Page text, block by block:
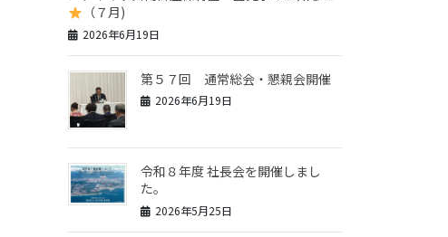
（７月)
2026年6月19日
第５７回 通常総会・懇親会開催
2026年6月19日
令和８年度 社長会を開催しまし
た。
2026年5月25日